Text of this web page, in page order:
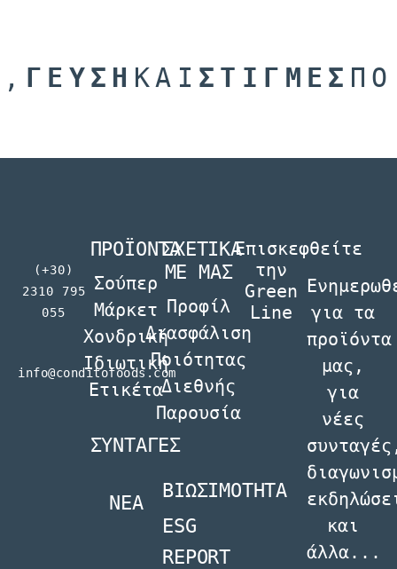
ΓΕΥΣΗ ΚΑΙ ΣΤΙΓΜΕΣ
(+30)
2310 795
055
info@conditofoods.com
ΠΡΟΪΟΝΤΑ
Σούπερ
Μάρκετ
Χονδρική
Ιδιωτική
Ετικέτα
ΣΥΝΤΑΓΕΣ
NEA
ΣΧΕΤΙΚΑ
ΜΕ ΜΑΣ
Προφίλ
Διασφάλιση
Ποιότητας
Διεθνής
Παρουσία
ΒΙΩΣΙΜΟΤΗΤΑ
ESG
REPORT
Επισκεφθείτε
την
Green
Line
για τα
προϊόντα
µας,
για
νέες
και
άλλα...